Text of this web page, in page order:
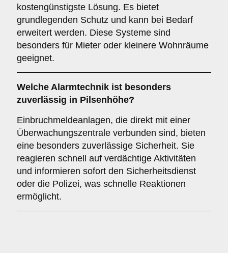
kostengünstigste Lösung. Es bietet
grundlegenden Schutz und kann bei Bedarf
erweitert werden. Diese Systeme sind
besonders für Mieter oder kleinere Wohnräume
geeignet.
Welche Alarmtechnik ist besonders
zuverlässig in Pilsenhöhe?
Einbruchmeldeanlagen, die direkt mit einer
Überwachungszentrale verbunden sind, bieten
eine besonders zuverlässige Sicherheit. Sie
reagieren schnell auf verdächtige Aktivitäten
und informieren sofort den Sicherheitsdienst
oder die Polizei, was schnelle Reaktionen
ermöglicht.